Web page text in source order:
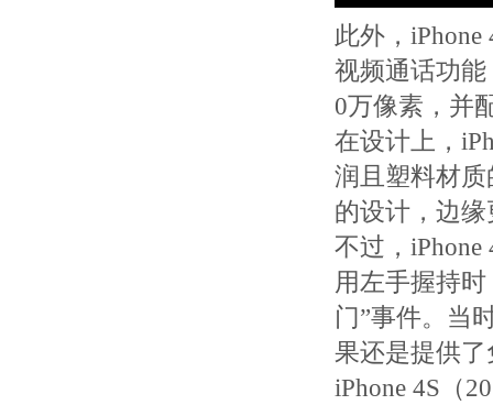
此外，
视频通话功
0万像素，并
在设计上，
润且塑料材质
的设计，边
不过，
用左手握持
门”事件。当
果还是提供
iPhone 4S（